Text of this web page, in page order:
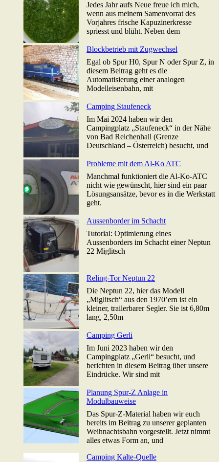
Jedes Jahr aufs Neue freue ich mich,
wenn aus meinem Samenvorrat des
Vorjahres frische Kapuzinerkresse
spriesst und blüht. Neben dem
Blockbetrieb mit Zugwechsel
Egal ob Spur H0, Spur N oder Spur Z, in
diesem Beitrag geht es die
Automatisierung einer analogen
Modelleisenbahn, mit
Camping Staufeneck
Im Mai 2024 haben wir den
Campingplatz „Staufeneck“ in der Nähe
von Bad Reichenhall (Grenze
Deutschland – Österreich) besucht, und
Probleme mit dem Al-Ko ATC
Manchmal funktioniert die Al-Ko-ATC
nicht wie gewünscht, hier sind ein paar
Lösungsansätze, bevor es in die Werkstatt
geht.
Aussenborder im Schacht
Tutorial: Optimierung eines
Aussenborders im Schacht einer Neptun
22 Miglitsch
Reling-Tor Neptun 22
Die Neptun 22, hier das Modell
„Miglitsch“ aus den 1970’ern ist ein
kleiner, trailerbarer Segler. Sie ist 6,80m
lang, 2,50m
Camping Gerli
Im Juni 2023 haben wir den
Campingplatz „Gerli“ besucht, und
berichten in diesem Beitrag über unsere
Eindrücke. Wir sind mit
Planung Spur-Z Anlage in
Modulbauweise
Das Spur-Z-Material haben wir euch
bereits im Beitrag zu unserer geplanten
Weihnachtsbahn vorgestellt. Jetzt nimmt
alles etwas Form an, und
Camping Kalte-Quelle